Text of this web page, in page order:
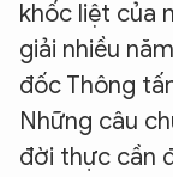
khốc liệt của
giải nhiều
đốc Thông
Những câu
đời thực cần